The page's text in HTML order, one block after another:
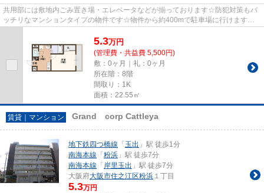
共用部には敷地内ごみ置き場・エレベータなどが揃っております☆防犯対策もバ
ッチリなマンションタイプの物件です☆物件から約400mで駐車場に行けます☆
5.3万円
(管理費・共益費 5,500円)
敷：0ヶ月｜礼：0ヶ月
所在階：8階
間取り：1K
面積：22.55㎡
賃貸｜マンション Grand corp Cattleya
地下鉄四つ橋線 「 玉出 」駅 徒歩1分
南海本線 「 粉浜 」駅 徒歩7分
南海本線 「 岸里玉出 」駅 徒歩7分
大阪府大阪市住之江区粉浜 １丁目
5.3万円